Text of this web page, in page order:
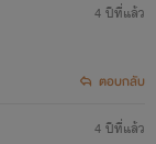
4 ปีที่แล้ว
ตอบกลับ
4 ปีที่แล้ว